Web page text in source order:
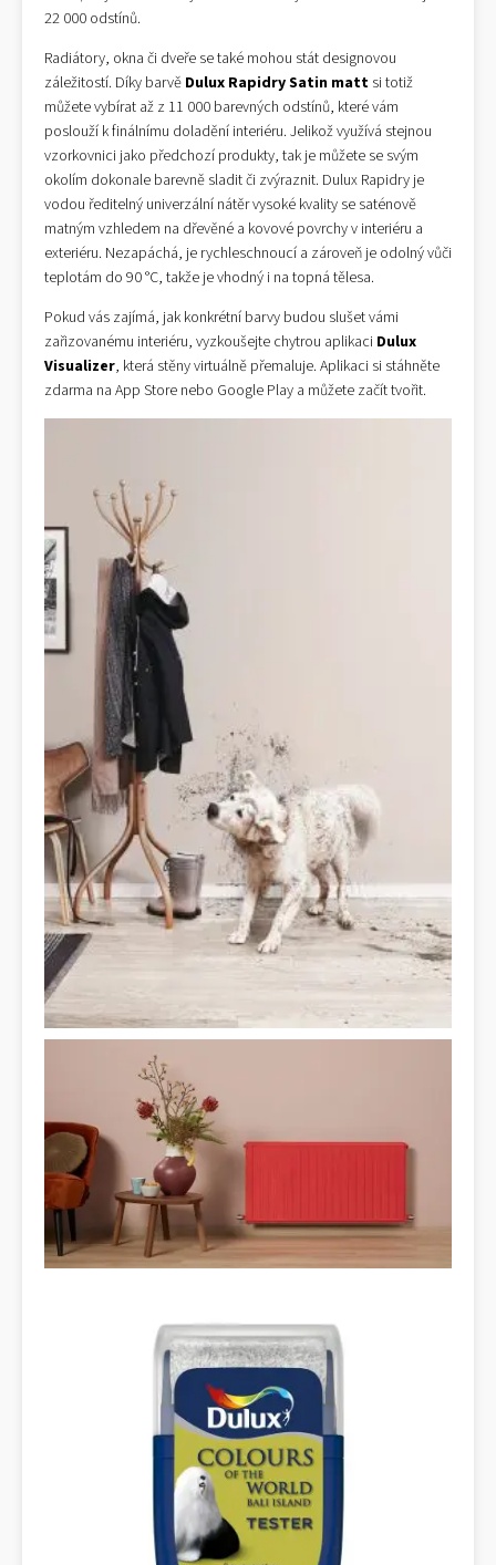
22 000 odstínů.
Radiátory, okna či dveře se také mohou stát designovou
záležitostí. Díky barvě Dulux Rapidry Satin matt si totiž
můžete vybírat až z 11 000 barevných odstínů, které vám
poslouží k finálnímu doladění interiéru. Jelikož využívá stejnou
vzorkovnici jako předchozí produkty, tak je můžete se svým
okolím dokonale barevně sladit či zvýraznit. Dulux Rapidry je
vodou ředitelný univerzální nátěr vysoké kvality se saténově
matným vzhledem na dřevěné a kovové povrchy v interiéru a
exteriéru. Nezapáchá, je rychleschnoucí a zároveň je odolný vůči
teplotám do 90 °C, takže je vhodný i na topná tělesa.
Pokud vás zajímá, jak konkrétní barvy budou slušet vámi
zařizovanému interiéru, vyzkoušejte chytrou aplikaci Dulux
Visualizer, která stěny virtuálně přemaluje. Aplikaci si stáhněte
zdarma na App Store nebo Google Play a můžete začít tvořit.